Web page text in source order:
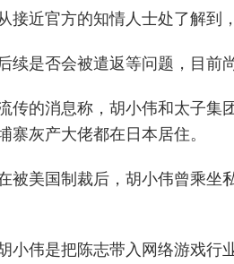
接近官方的知情人士处了解到
续是否会被遣返等问题，目前
传的消息称，胡小伟和太子集
寨灰产大佬都在日本居住。
被美国制裁后，胡小伟曾乘坐
小伟是把陈志带入网络游戏行